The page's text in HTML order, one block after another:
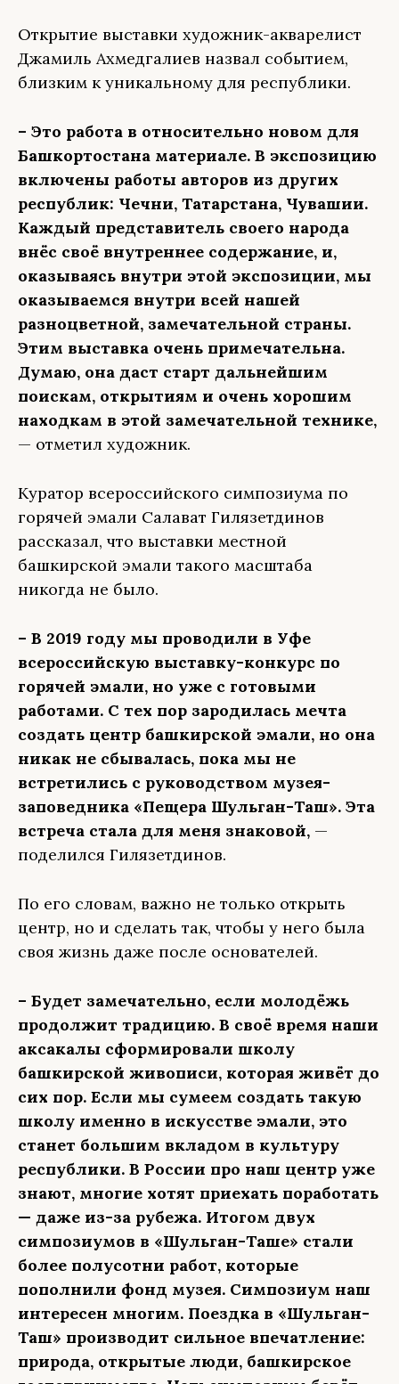
Открытие выставки художник-акварелист
Джамиль Ахмедгалиев назвал событием,
близким к уникальному для республики.
– Это работа в относительно новом для
Башкортостана материале. В экспозицию
включены работы авторов из других
республик: Чечни, Татарстана, Чувашии.
Каждый представитель своего народа
внёс своё внутреннее содержание, и,
оказываясь внутри этой экспозиции, мы
оказываемся внутри всей нашей
разноцветной, замечательной страны.
Этим выставка очень примечательна.
Думаю, она даст старт дальнейшим
поискам, открытиям и очень хорошим
находкам в этой замечательной технике,
— отметил художник.
Куратор всероссийского симпозиума по
горячей эмали Салават Гилязетдинов
рассказал, что выставки местной
башкирской эмали такого масштаба
никогда не было.
– В 2019 году мы проводили в Уфе
всероссийскую выставку-конкурс по
горячей эмали, но уже с готовыми
работами. С тех пор зародилась мечта
создать центр башкирской эмали, но она
никак не сбывалась, пока мы не
встретились с руководством музея-
заповедника «Пещера Шульган-Таш». Эта
встреча стала для меня знаковой, —
поделился Гилязетдинов.
По его словам, важно не только открыть
центр, но и сделать так, чтобы у него была
своя жизнь даже после основателей.
– Будет замечательно, если молодёжь
продолжит традицию. В своё время наши
аксакалы сформировали школу
башкирской живописи, которая живёт до
сих пор. Если мы сумеем создать такую
школу именно в искусстве эмали, это
станет большим вкладом в культуру
республики. В России про наш центр уже
знают, многие хотят приехать поработать
— даже из-за рубежа. Итогом двух
симпозиумов в «Шульган-Таше» стали
более полусотни работ, которые
пополнили фонд музея. Симпозиум наш
интересен многим. Поездка в «Шульган-
Таш» производит сильное впечатление:
природа, открытые люди, башкирское